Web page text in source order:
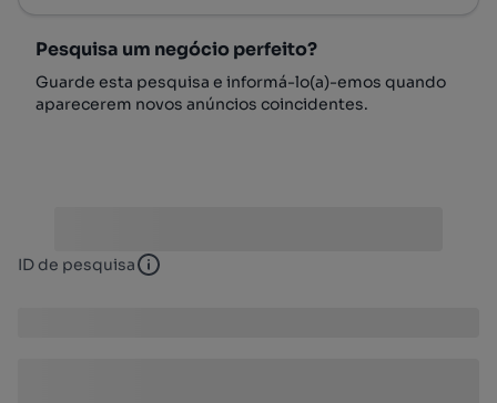
Pesquisa um negócio perfeito?
Guarde esta pesquisa e informá-lo(a)-emos quando
aparecerem novos anúncios coincidentes.
ID de pesquisa ID de pesquisa